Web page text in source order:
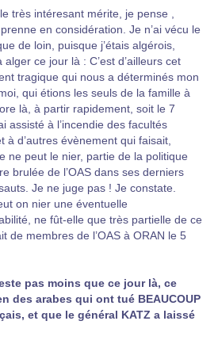
pour susciter une réaction des
contre les Européens. Mais
versions parlent d’une provocation
de l’OAS. Personnellement je pense
version est la plus plausible,
subsiste. Vous connaissez la suite.
on peut donc dire que si les
n’ont finalement pas été
cela est dû à deux responsabilités
mais parallèles : celle de l’OAS d’une
cela est connu), et d’autre part celui
militaire de Boumediene qui a pris le
l’été 1962 en passant sur le corps
de la wilaya 4 (Algérois) qui ont
l’en empêcher (ces combats intra-
en quelques jours ont fait, d’après
algérienne, mille morts) : en clair les
politiques qui ont négocié les
d’Evian avec la volonté de les appliquer
du pouvoir par un groupe du
était bien décidé à n’en rien faire.
très intéresant mérite, je pense ,
prenne en considération. Je n’ai vécu le
de loin, puisque j’étais algérois,
alger ce jour là : C’est d’ailleurs cet
tragique qui nous a déterminés mon
qui étions les seuls de la famille à
là, à partir rapidement, soit le 7
assisté à l’incendie des facultés
à d’autres évènement qui faisait,
ne peut le nier, partie de la politique
brulée de l’OAS dans ses derniers
Je ne juge pas ! Je constate.
on nier une éventuelle
ne fût-elle que très partielle de ce
de membres de l’OAS à ORAN le 5
pas moins que ce jour là, ce
des arabes qui ont tué BEAUCOUP
et que le général KATZ a laissé